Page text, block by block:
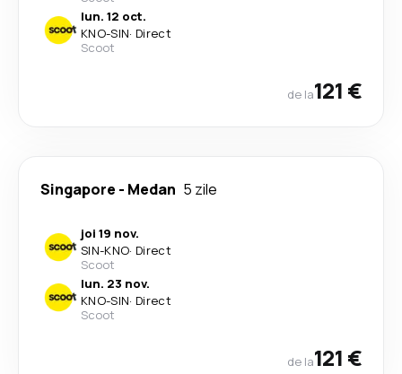
lun. 12 oct.
KNO-SIN· Direct
Scoot
de la121 €
Singapore - Medan 5 zile
joi 19 nov.
SIN-KNO· Direct
Scoot
lun. 23 nov.
KNO-SIN· Direct
Scoot
de la121 €